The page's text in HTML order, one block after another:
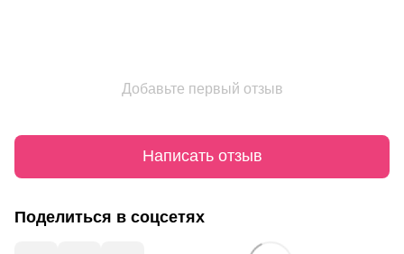
Добавьте первый отзыв
Написать отзыв
Поделиться в соцсетях